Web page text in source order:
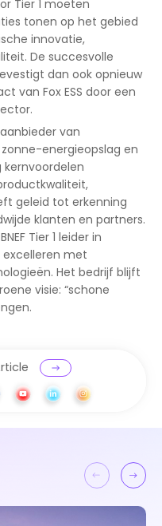
Tier 1 moeten
tonen op het gebied
innovatie,
De succesvolle
dan ook opnieuw
van Fox ESS door een
van
energieopslag en
kernvoordelen
geleid tot erkenning
klanten en partners.
Tier 1 leider in
excelleren met
Het bedrijf blijft
visie: “schone